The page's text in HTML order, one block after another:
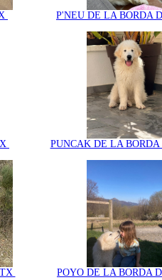
P'NEU DE LA BORDA
PUNCAK DE LA
POYO DE LA BORDA